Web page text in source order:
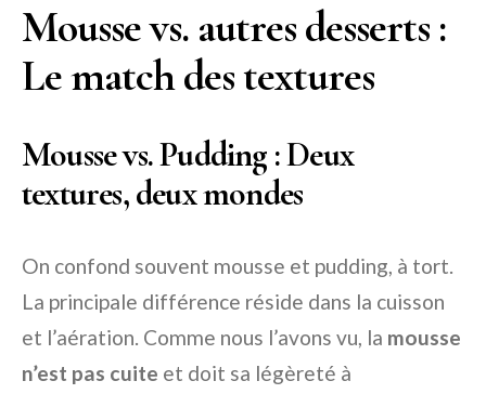
Mousse vs. autres desserts :
Le match des textures
Mousse vs. Pudding : Deux
textures, deux mondes
On confond souvent mousse et pudding, à tort.
La principale différence réside dans la cuisson
et l’aération. Comme nous l’avons vu, la mousse
n’est pas cuite et doit sa légèreté à